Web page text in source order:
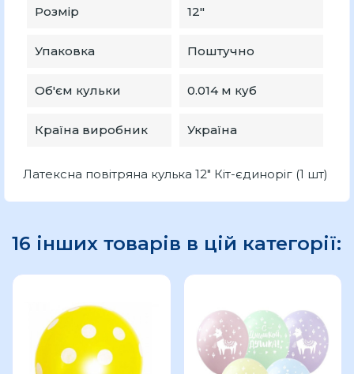
Розмір 12″
Упаковка Поштучно
Об'єм кульки 0.014 м куб
Країна виробник Україна
Латексна повітряна кулька 12" Кіт-єдиноріг (1 шт)
16 інших товарів в цій категорії: